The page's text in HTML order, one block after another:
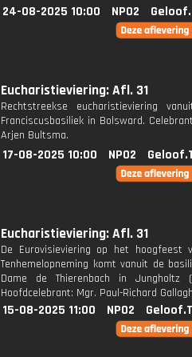
24-08-2025 10:00 NPO2
Eucharistieviering: Afl. 31
Rechtstreekse eucharistieviering
Franciscusbasiliek in Bolsward.
Arjen Bultsma.
17-08-2025 10:00 NPO2
Eucharistieviering: Afl. 31
De Eurovisieviering op het hoogfeest
Tenhemelopneming komt vanuit de
Dame de Thierenbach in Jungholtz
Hoofdcelebrant: Mgr. Paul-Richard
15-08-2025 11:00 NPO2